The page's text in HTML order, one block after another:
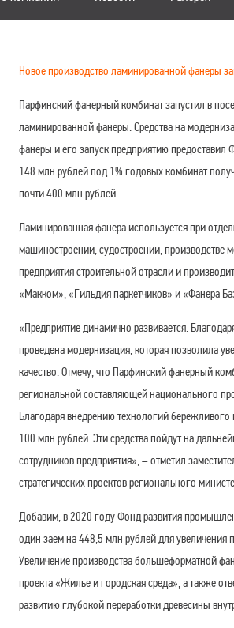
Новое производство ламинированной фанеры
Парфинский фанерный комбинат запустил в
ламинированной фанеры. Средства на
фанеры и его запуск предприятию
148 млн рублей под 1% годовых комбинат
почти 400 млн рублей.
Ламинированная фанера используется при
машиностроении, судостроении, производстве
предприятия строительной отрасли и
«Макком», «Гильдия паркетчиков» и «Фанера
«Предприятие динамично развивается.
проведена модернизация, которая позволила
качество. Отмечу, что Парфинский фанерный
региональной составляющей национального
Благодаря внедрению технологий бережливого
100 млн рублей. Эти средства пойдут на
сотрудников предприятия», – отметил
стратегических проектов регионального
Добавим, в 2020 году Фонд развития
один заем на 448,5 млн рублей для увеличения
Увеличение производства большеформатной
проекта «Жилье и городская среда», а также
развитию глубокой переработки древесины